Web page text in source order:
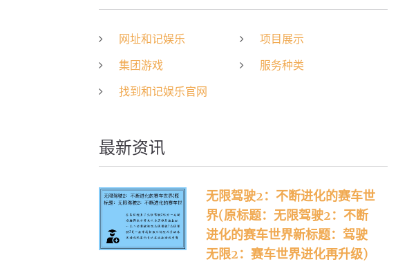
网址和记娱乐
项目展示
集团游戏
服务种类
找到和记娱乐官网
最新资讯
无限驾驶2：不断进化的赛车世
界(原标题：无限驾驶2：不断
进化的赛车世界新标题：驾驶
无限2：赛车世界进化再升级)